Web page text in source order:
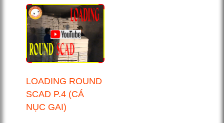
LOADING ROUND
SCAD P.4 (CÁ
NỤC GAI)